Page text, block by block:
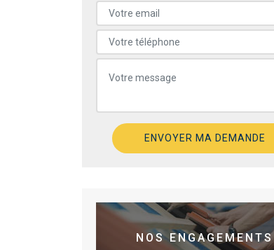
NOS ENGAGEMENTS